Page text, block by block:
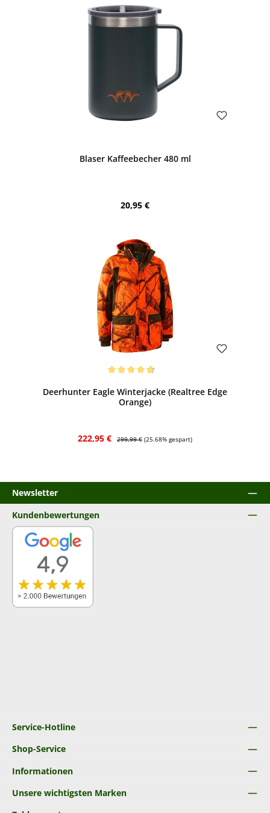
Blaser Kaffeebecher 480 ml
Regulärer Preis:
20,95 €
Deerhunter Eagle Winterjacke (Realtree Edge
Orange)
Verkaufspreis:
222,95 € Regulärer Preis:
299,99 € (25.68% gespart)
Newsletter
Service-Hotline
Shop-Service
Informationen
Unsere wichtigsten Marken
Kundenbewertungen